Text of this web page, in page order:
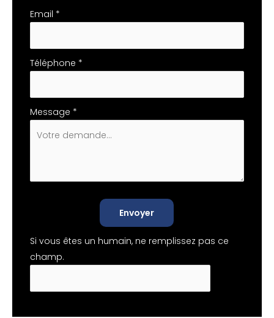
Email *
Téléphone *
Message *
Envoyer
Si vous êtes un humain, ne remplissez pas ce
champ.